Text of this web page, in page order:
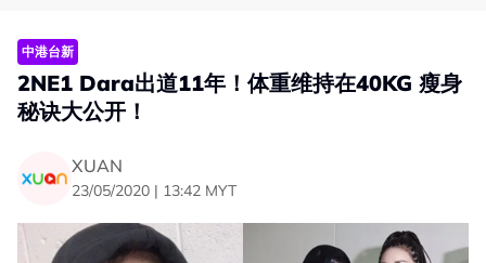
中港台新
2NE1 Dara出道11年！体重维持在40KG 瘦身
秘诀大公开！
XUAN
23/05/2020 | 13:42 MYT